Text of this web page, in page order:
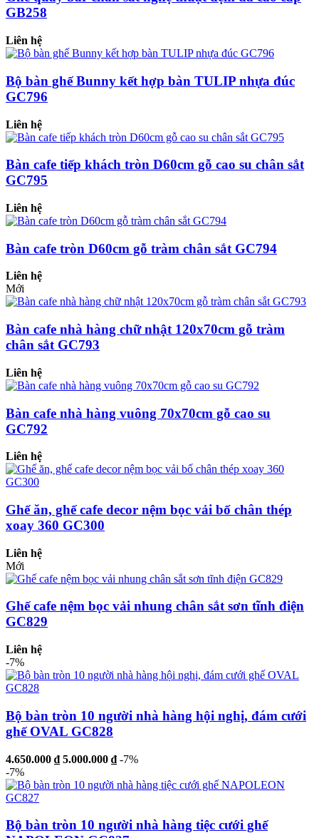
GB258
Liên hệ
Bộ bàn ghế Bunny kết hợp bàn TULIP nhựa đúc
GC796
Liên hệ
Bàn cafe tiếp khách tròn D60cm gỗ cao su chân sắt
GC795
Liên hệ
Bàn cafe tròn D60cm gỗ tràm chân sắt GC794
Liên hệ
Mới
Bàn cafe nhà hàng chữ nhật 120x70cm gỗ tràm
chân sắt GC793
Liên hệ
Bàn cafe nhà hàng vuông 70x70cm gỗ cao su
GC792
Liên hệ
Ghế ăn, ghế cafe decor nệm bọc vải bố chân thép
xoay 360 GC300
Liên hệ
Mới
Ghế cafe nệm bọc vải nhung chân sắt sơn tĩnh điện
GC829
Liên hệ
-7%
Bộ bàn tròn 10 người nhà hàng hội nghị, đám cưới
ghế OVAL GC828
4.650.000 ₫ 5.000.000 ₫ -7%
-7%
Bộ bàn tròn 10 người nhà hàng tiệc cưới ghế